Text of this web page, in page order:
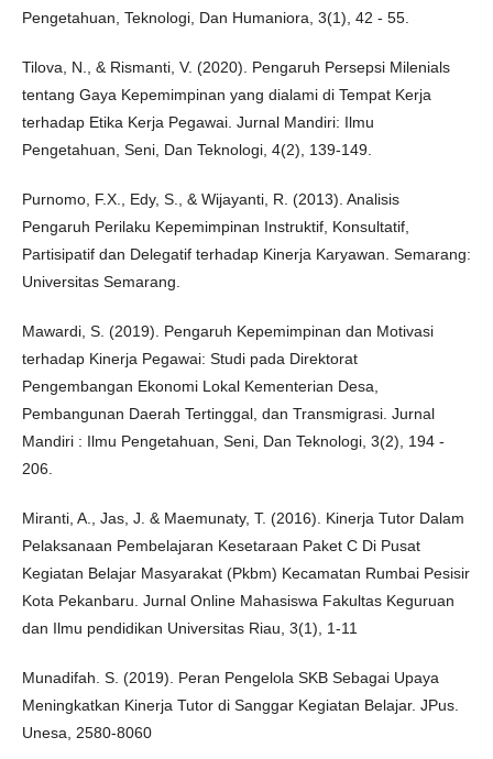
Pengetahuan, Teknologi, Dan Humaniora, 3(1), 42 - 55.
Tilova, N., & Rismanti, V. (2020). Pengaruh Persepsi Milenials
tentang Gaya Kepemimpinan yang dialami di Tempat Kerja
terhadap Etika Kerja Pegawai. Jurnal Mandiri: Ilmu
Pengetahuan, Seni, Dan Teknologi, 4(2), 139-149.
Purnomo, F.X., Edy, S., & Wijayanti, R. (2013). Analisis
Pengaruh Perilaku Kepemimpinan Instruktif, Konsultatif,
Partisipatif dan Delegatif terhadap Kinerja Karyawan. Semarang:
Universitas Semarang.
Mawardi, S. (2019). Pengaruh Kepemimpinan dan Motivasi
terhadap Kinerja Pegawai: Studi pada Direktorat
Pengembangan Ekonomi Lokal Kementerian Desa,
Pembangunan Daerah Tertinggal, dan Transmigrasi. Jurnal
Mandiri : Ilmu Pengetahuan, Seni, Dan Teknologi, 3(2), 194 -
206.
Miranti, A., Jas, J. & Maemunaty, T. (2016). Kinerja Tutor Dalam
Pelaksanaan Pembelajaran Kesetaraan Paket C Di Pusat
Kegiatan Belajar Masyarakat (Pkbm) Kecamatan Rumbai Pesisir
Kota Pekanbaru. Jurnal Online Mahasiswa Fakultas Keguruan
dan Ilmu pendidikan Universitas Riau, 3(1), 1-11
Munadifah. S. (2019). Peran Pengelola SKB Sebagai Upaya
Meningkatkan Kinerja Tutor di Sanggar Kegiatan Belajar. JPus.
Unesa, 2580-8060